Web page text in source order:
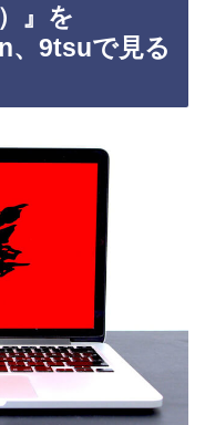
』を
、9tsuで見る